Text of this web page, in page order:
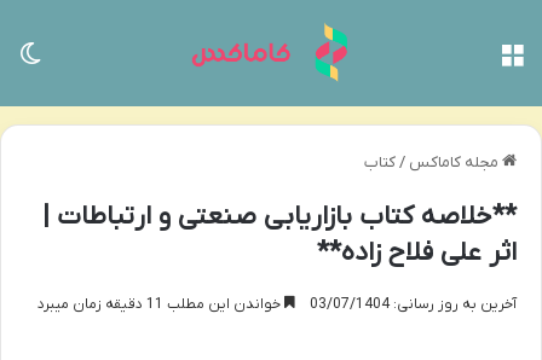
مجله کاماکس /کتاب
**خلاصه کتاب بازاریابی صنعتی و ارتباطات |
اثر علی فلاح زاده**
آخرین به روز رسانی: 03/07/1404 خواندن این مطلب 11 دقیقه زمان میبرد